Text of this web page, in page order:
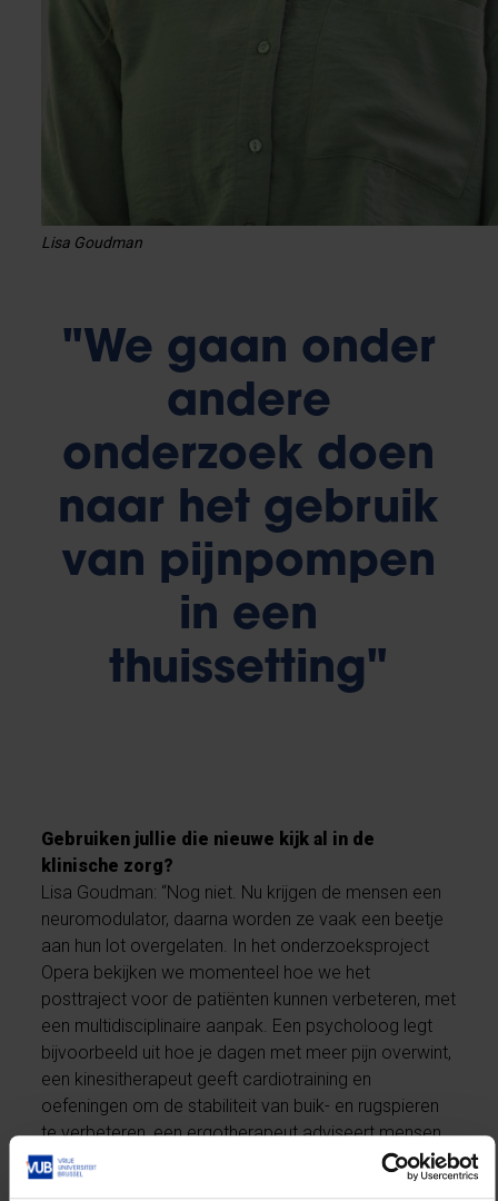
"We gaan onder
andere
onderzoek doen
naar het gebruik
van pijnpompen
in een
thuissetting"
Gebruiken jullie die nieuwe kijk al in de
klinische zorg?
Lisa Goudman: “Nog niet. Nu krijgen de mensen een
neuromodulator, daarna worden ze vaak een beetje
aan hun lot overgelaten. In het onderzoeksproject
Opera bekijken we momenteel hoe we het
posttraject voor de patiënten kunnen verbeteren, met
een multidisciplinaire aanpak. Een psycholoog legt
bijvoorbeeld uit hoe je dagen met meer pijn overwint,
een kinesitherapeut geeft cardiotraining en
oefeningen om de stabiliteit van buik- en rugspieren
te verbeteren, een ergotherapeut adviseert mensen
met een ergonomisch belastend beroep, een diëtist
geeft voedingstips.”
Lisa Goudman